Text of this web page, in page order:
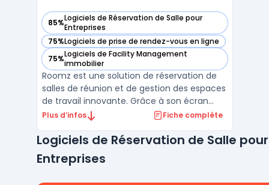
85%Logiciels de Réservation de Salle pour
Entreprises
— voir Roomz dans cette catégorie
75%Logiciels de prise de rendez-vous en ligne
— voir Roomz dans cette catégorie
75%Logiciels de Facility Management
immobilier
— voir Roomz dans cette catégorie
Roomz est une solution de réservation de
salles de réunion et de gestion des espaces
de travail innovante. Grâce à son écran
tactile intuitif placé à l'entrée de chaque
vérifier la disponibilité et réserver une salle
en quelques clics.Roomz se distingue p ...
Plus d’infos Fiche complète
Logiciels de Réservation de Salle pour
Entreprises